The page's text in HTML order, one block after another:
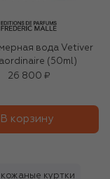
вода Vetiver
(50ml)
26 800 ₽
В корзину
куртки